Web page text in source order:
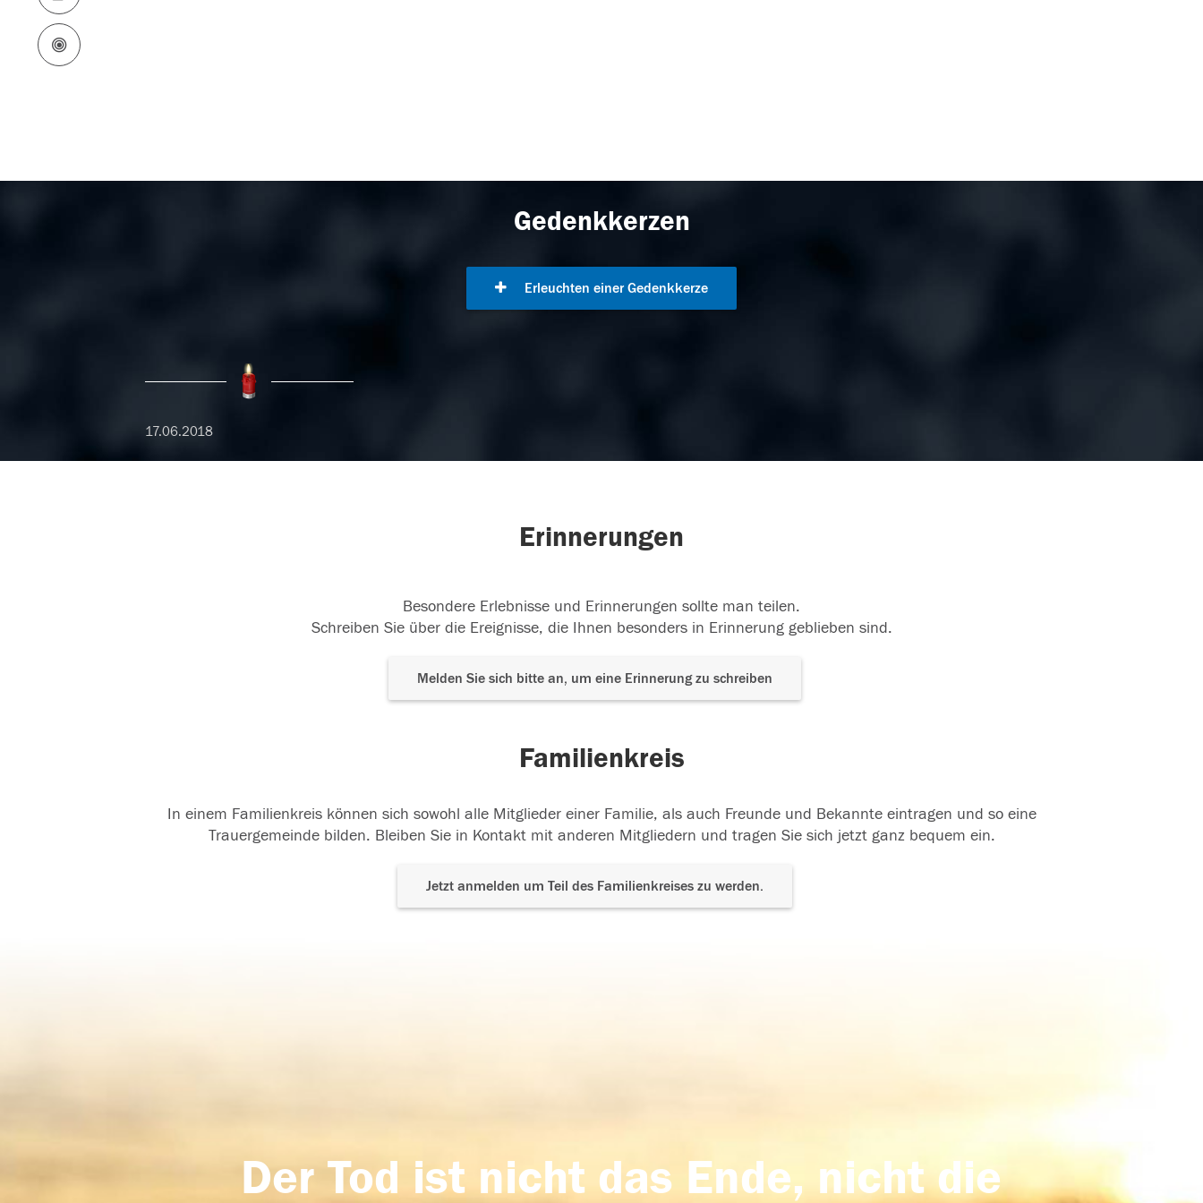
Gedenkkerzen
Erleuchten einer Gedenkkerze
17.06.2018
Erinnerungen
Besondere Erlebnisse und Erinnerungen sollte man teilen.
Schreiben Sie über die Ereignisse, die Ihnen besonders in Erinnerung geblieben sind.
Melden Sie sich bitte an, um eine Erinnerung zu schreiben
Familienkreis
In einem Familienkreis können sich sowohl alle Mitglieder einer Familie, als auch Freunde und Bekannte eintragen und so eine
Trauergemeinde bilden. Bleiben Sie in Kontakt mit anderen Mitgliedern und tragen Sie sich jetzt ganz bequem ein.
Jetzt anmelden um Teil des Familienkreises zu werden.
Der Tod ist nicht das Ende, nicht die